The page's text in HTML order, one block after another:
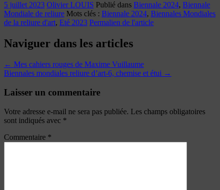
5 juillet 2023 Olivier LOUIS Publié dans Biennale 2024, Biennale
Mondiale de reliure Mots clés : Biennale 2024, Biennales Mondiales
de la reliure d'art, Eté 2023 Permalien de l'article
Naviguer dans les articles
← Mes cahiers rouges de Maxime Vuillaume
Biennales mondiales reliure d’art-6, chemise et étui →
Laisser un commentaire
Votre adresse e-mail ne sera pas publiée. Les champs obligatoires
sont indiqués avec *
Commentaire *